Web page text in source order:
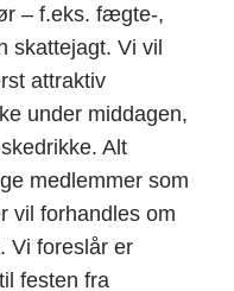
– f.eks. fægte-,
skattejagt. Vi vil
attraktiv
under middagen,
Alt
medlemmer som
vil forhandles om
Vi foreslår er
festen fra